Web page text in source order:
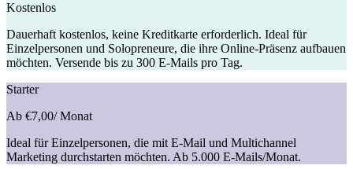
Kostenlos
Dauerhaft kostenlos, keine Kreditkarte erforderlich. Ideal für
Einzelpersonen und Solopreneure, die ihre Online-Präsenz aufbauen
möchten. Versende bis zu 300 E-Mails pro Tag.
Starter
Ab €7,00/ Monat
Ideal für Einzelpersonen, die mit E-Mail und Multichannel
Marketing durchstarten möchten. Ab 5.000 E-Mails/Monat.